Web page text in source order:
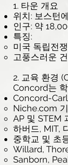
1. 타운 개요
위치: 보스턴
인구: 약
특징:
미국 독립전
고풍스러운
2. 교육 환경
Concord는
Concord-
Niche.com
AP 및 STEM
하버드, MIT,
중학교 및 초
Willard,
Sanborn,